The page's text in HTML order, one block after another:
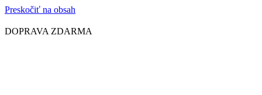
Preskočiť na obsah
DOPRAVA ZDARMA